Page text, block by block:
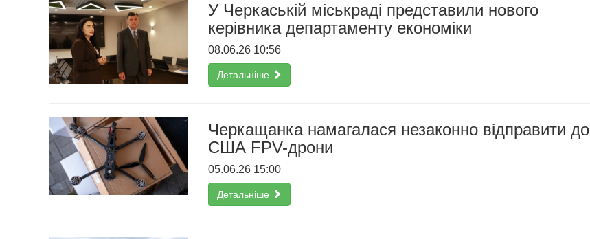
У Черкаській міськраді представили нового
керівника департаменту економіки
08.06.26 10:56
Детальніше
Черкащанка намагалася незаконно відправити до
США FPV-дрони
05.06.26 15:00
Детальніше